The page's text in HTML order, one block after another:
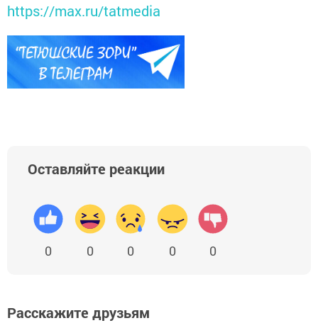
https://max.ru/tatmedia
Оставляйте реакции
0 0 0 0 0
Расскажите друзьям